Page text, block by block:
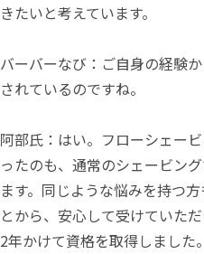
きたいと考えています。
バーバーなび：ご自身の経験
されているのですね。
阿部氏：はい。フローシェー
ったのも、通常のシェービン
ます。同じような悩みを持つ
とから、安心して受けていた
2年かけて資格を取得しました